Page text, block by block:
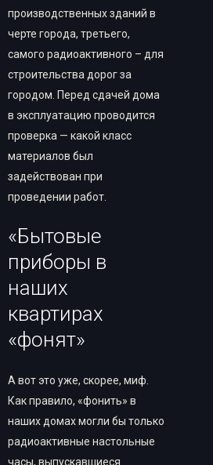
производственных зданий в
черте города, третьего,
самого радиоактивного – для
строительства дорог за
городом. Перед сдачей дома
в эксплуатацию проводится
проверка — какой класс
материалов был
задействован при
проведении работ.
«Бытовые
приборы в
наших
квартирах
«фонят»
А вот это уже, скорее, миф.
Как правило, «фонить» в
наших домах могли бы только
радиоактивные настольные
часы, выпускавшиеся